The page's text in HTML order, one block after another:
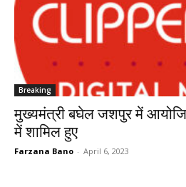
Breaking
मुख्यमंत्री बघेल जशपुर में
में शामिल हुए
Farzana Bano - April 6, 2023